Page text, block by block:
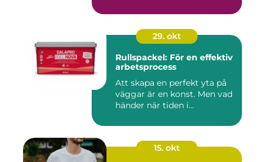
29. okt
Rullspackel: För en effektiv
arbetsprocess
Att skapa en perfekt yta på
väggar är en konst. Men vad
händer när tiden i...
15. okt